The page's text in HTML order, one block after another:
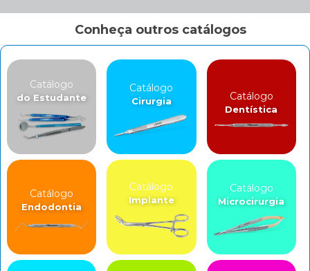
Conheça outros catálogos
Catálogo
do Estudante
Catálogo
Cirurgia Catálogo
Dentística
Catálogo
Endodontia
Catálogo
Implante
Catálogo
Microcirurgia